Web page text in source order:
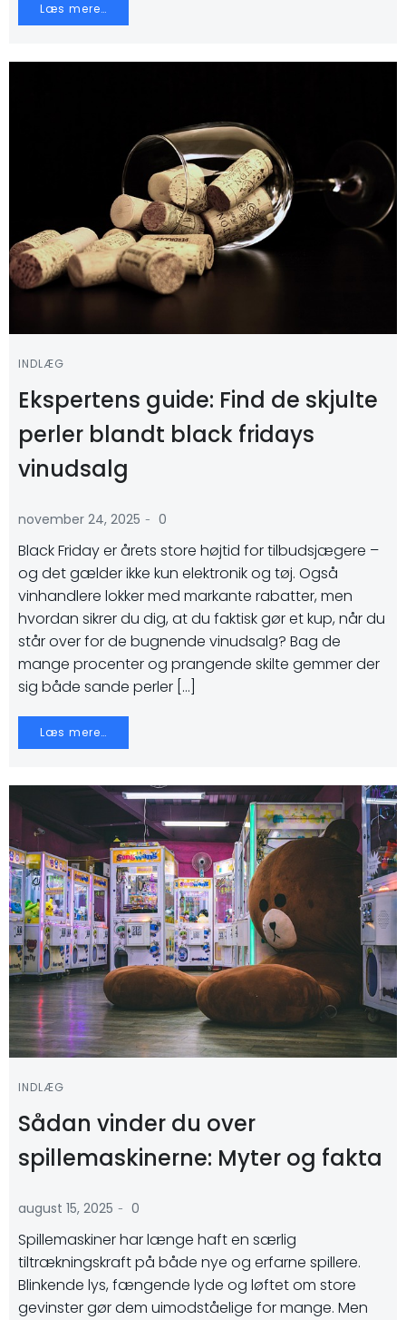
Læs mere…
INDLÆG
Ekspertens guide: Find de skjulte
perler blandt black fridays
vinudsalg
november 24, 2025 - 0
Black Friday er årets store højtid for tilbudsjægere –
og det gælder ikke kun elektronik og tøj. Også
vinhandlere lokker med markante rabatter, men
hvordan sikrer du dig, at du faktisk gør et kup, når du
står over for de bugnende vinudsalg? Bag de
mange procenter og prangende skilte gemmer der
sig både sande perler […]
Læs mere…
INDLÆG
Sådan vinder du over
spillemaskinerne: Myter og fakta
august 15, 2025 - 0
Spillemaskiner har længe haft en særlig
tiltrækningskraft på både nye og erfarne spillere.
Blinkende lys, fængende lyde og løftet om store
gevinster gør dem uimodståelige for mange. Men